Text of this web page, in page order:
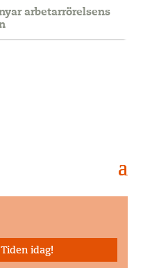
arbetarrörelsens
idag!